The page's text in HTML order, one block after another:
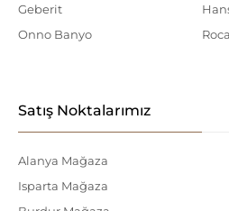
Geberit
Onno Banyo
Roca
Satış Noktalarımız
Alanya Mağaza
Isparta Mağaza